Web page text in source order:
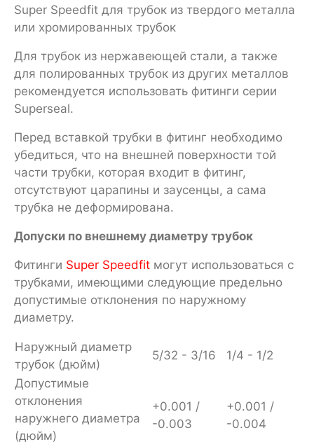
Super Speedfit для трубок из твердого металла
или хромированных трубок
Для трубок из нержавеющей стали, а также
для полированных трубок из других металлов
рекомендуется использовать фитинги серии
Superseal.
Перед вставкой трубки в фитинг необходимо
убедиться, что на внешней поверхности той
части трубки, которая входит в фитинг,
отсутствуют царапины и заусенцы, а сама
трубка не деформирована.
Допуски по внешнему диаметру трубок
Фитинги Super Speedfit могут использоваться с
трубками, имеющими следующие предельно
допустимые отклонения по наружному
диаметру.
Наружный диаметр
трубок (дюйм)
5/32 - 3/16
1/4 - 1/2
Допустимые
отклонения
наружнего диаметра
(дюйм)
+0.001 /
-0.003
+0.001 /
-0.004